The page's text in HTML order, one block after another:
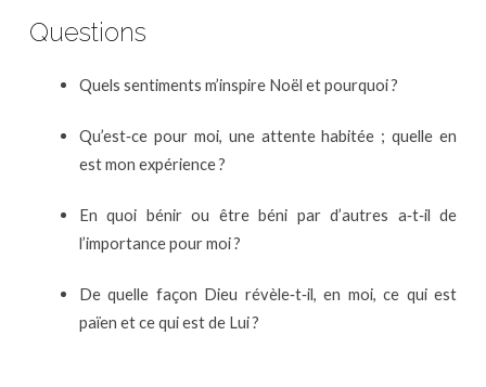
Questions
Quels sentiments m’inspire Noël et pourquoi ?
Qu’est‐ce pour moi, une attente habitée ; quelle en
est mon expérience ?
En quoi bénir ou être béni par d’autres a‐t‐il de
l’importance pour moi ?
De quelle façon Dieu révèle‐t‐il, en moi, ce qui est
païen et ce qui est de Lui ?